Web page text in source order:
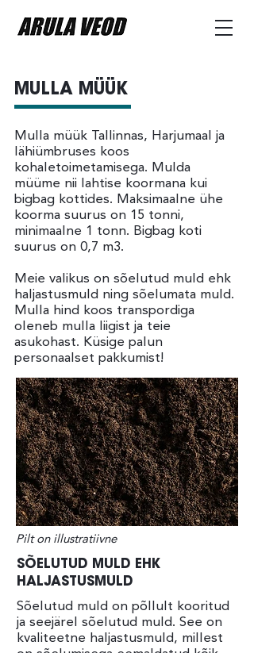
MULLA MÜÜK
Mulla müük Tallinnas, Harjumaal ja
lähiümbruses koos
kohaletoimetamisega. Mulda
müüme nii lahtise koormana kui
bigbag kottides. Maksimaalne ühe
koorma suurus on 15 tonni,
minimaalne 1 tonn. Bigbag koti
suurus on 0,7 m3.
Meie valikus on sõelutud muld ehk
haljastusmuld ning sõelumata muld.
Mulla hind koos transpordiga
oleneb mulla liigist ja teie
asukohast. Küsige palun
personaalset pakkumist!
Pilt on illustratiivne
SÕELUTUD MULD EHK
HALJASTUSMULD
Sõelutud muld on põllult kooritud
ja seejärel sõelutud muld. See on
kvaliteetne haljastusmuld, millest